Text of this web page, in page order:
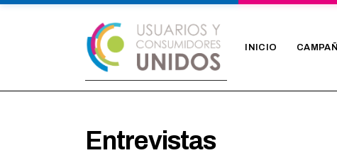
INICIO
Entrevistas